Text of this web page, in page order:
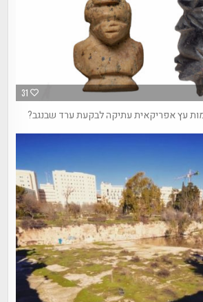
31
עץ אפריקאית עתיקה לבקעת ערד שבנגב?